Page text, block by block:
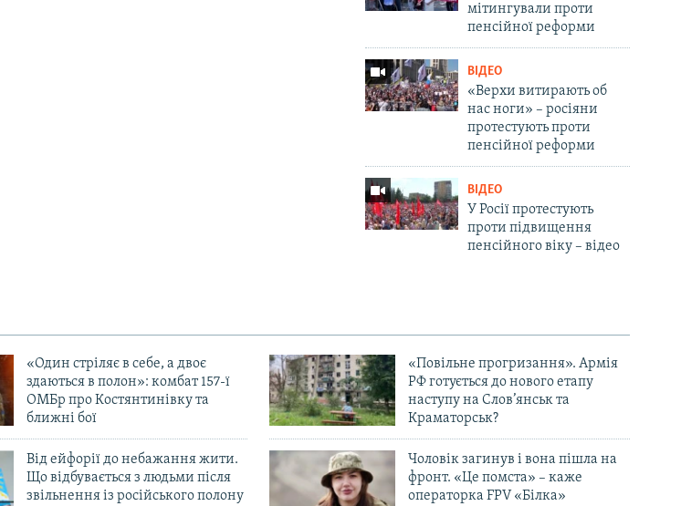
мітингували проти
пенсійної реформи
ВІДЕО
«Верхи витирають об
нас ноги» – росіяни
протестують проти
пенсійної реформи
ВІДЕО
У Росії протестують
проти підвищення
пенсійного віку – відео
«Один стріляє в себе, а двоє
здаються в полон»: комбат 157-ї
ОМБр про Костянтинівку та
ближні бої
«Повільне прогризання». Армія
РФ готується до нового етапу
наступу на Слов’янськ та
Краматорськ?
Від ейфорії до небажання жити.
Що відбувається з людьми після
звільнення із російського полону
Чоловік загинув і вона пішла на
фронт. «Це помста» – каже
операторка FPV «Білка»